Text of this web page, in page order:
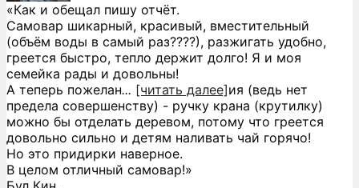
«Как и обещал пишу отчёт.
Самовар шикарный, красивый, вместительный
(объём воды в самый раз????), разжигать удобно,
греется быстро, тепло держит долго! Я и моя
семейка рады и довольны!
А теперь пожелан... [читать далее]ия (ведь нет
предела совершенству) - ручку крана (крутилку)
можно бы отделать деревом, потому что греется
довольно сильно и детям наливать чай горячо!
Но это придирки наверное.
В целом отличный самовар!»